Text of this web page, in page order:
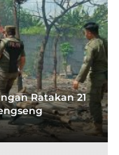
Ratakan 21